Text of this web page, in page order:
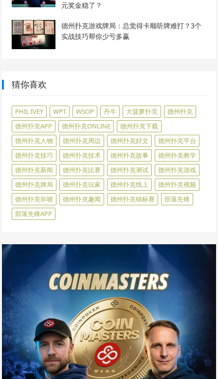
元奖金稳了？
德州扑克游戏牌局：总觉得卡顺听牌难打？3个
实战技巧帮你少亏多赢
猜你喜欢
PHIL IVEY WPT WSOP 丹牛 大菠萝扑克
德州扑克
德州扑克APP
德州扑克ONLINE
德州扑克下载
德州扑克人物
德州扑克周边 德州扑克好文
德州扑克平台
德州扑克技巧
德州扑克技术 德州扑克故事
德州扑克教学
德州扑克新闻
德州扑克比赛 德州扑克测试
德州扑克游戏
德州扑克牌局
德州扑克玩家 德州扑克线上
德州扑克视频
德州扑克诈唬
德州扑克趣闻 德州扑克锦标赛
部落先锋
部落先锋APP